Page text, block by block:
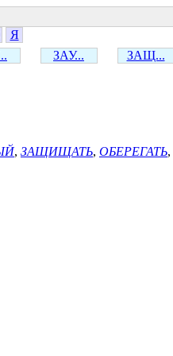
Я
ЗАУ... ЗАЩ...
, ЗАЩИЩАТЬ, ОБЕРЕГАТЬ,